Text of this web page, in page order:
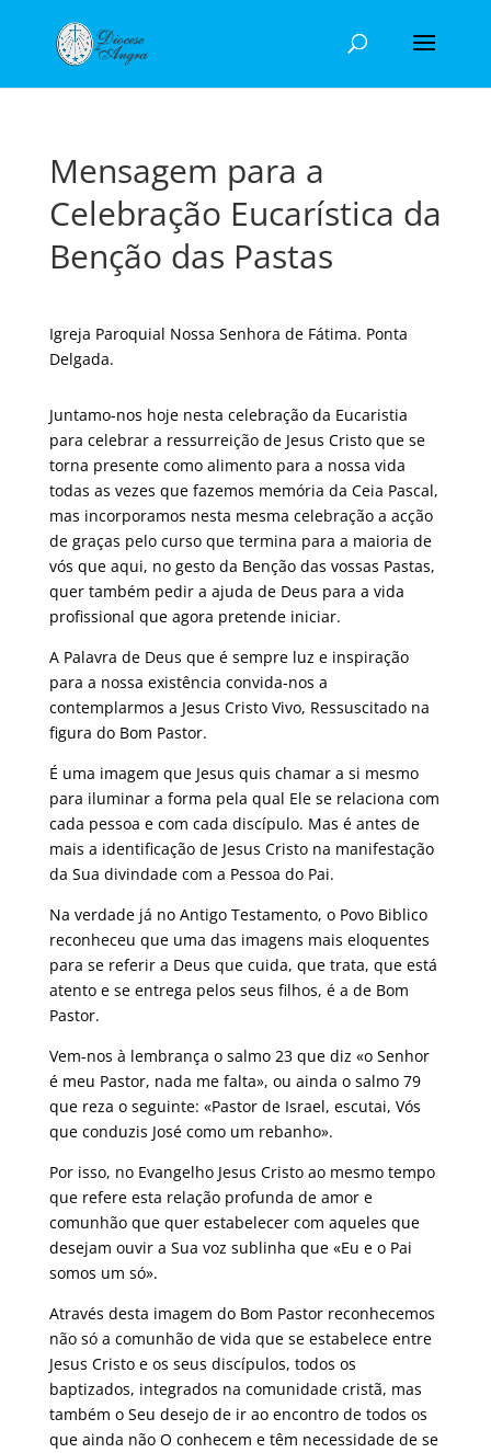
Mensagem para a
Celebração Eucarística da
Benção das Pastas
Igreja Paroquial Nossa Senhora de Fátima. Ponta
Delgada.
Juntamo-nos hoje nesta celebração da Eucaristia
para celebrar a ressurreição de Jesus Cristo que se
torna presente como alimento para a nossa vida
todas as vezes que fazemos memória da Ceia Pascal,
mas incorporamos nesta mesma celebração a acção
de graças pelo curso que termina para a maioria de
vós que aqui, no gesto da Benção das vossas Pastas,
quer também pedir a ajuda de Deus para a vida
profissional que agora pretende iniciar.
A Palavra de Deus que é sempre luz e inspiração
para a nossa existência convida-nos a
contemplarmos a Jesus Cristo Vivo, Ressuscitado na
figura do Bom Pastor.
É uma imagem que Jesus quis chamar a si mesmo
para iluminar a forma pela qual Ele se relaciona com
cada pessoa e com cada discípulo. Mas é antes de
mais a identificação de Jesus Cristo na manifestação
da Sua divindade com a Pessoa do Pai.
Na verdade já no Antigo Testamento, o Povo Biblico
reconheceu que uma das imagens mais eloquentes
para se referir a Deus que cuida, que trata, que está
atento e se entrega pelos seus filhos, é a de Bom
Pastor.
Vem-nos à lembrança o salmo 23 que diz «o Senhor
é meu Pastor, nada me falta», ou ainda o salmo 79
que reza o seguinte: «Pastor de Israel, escutai, Vós
que conduzis José como um rebanho».
Por isso, no Evangelho Jesus Cristo ao mesmo tempo
que refere esta relação profunda de amor e
comunhão que quer estabelecer com aqueles que
desejam ouvir a Sua voz sublinha que «Eu e o Pai
somos um só».
Através desta imagem do Bom Pastor reconhecemos
não só a comunhão de vida que se estabelece entre
Jesus Cristo e os seus discípulos, todos os
baptizados, integrados na comunidade cristã, mas
também o Seu desejo de ir ao encontro de todos os
que ainda não O conhecem e têm necessidade de se